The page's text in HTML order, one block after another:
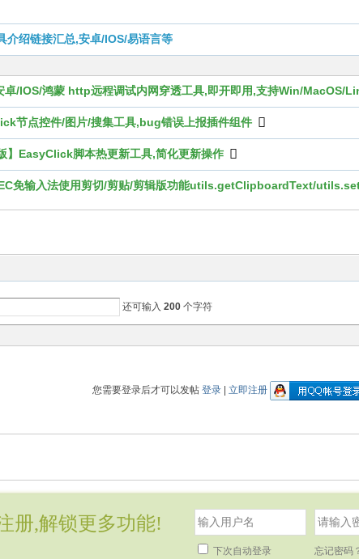
介绍链接汇总,安卓/IOS/易语言等
卓/IOS/鸿蒙 http远程调试内网穿透工具,即开即用,支持Win/MacOS/
节点控件/图片/搜集工具,bug错误上报插件组件
】EasyClick脚本热更新工具,简化更新操作
免输入法使用剪切/剪贴/剪辑版功能utils.getClipboardText/
还可输入200 个字符
您需要登录后才可以发帖登录 |立即注册
册,解锁更多功能!
下次自动登录 忘记密码